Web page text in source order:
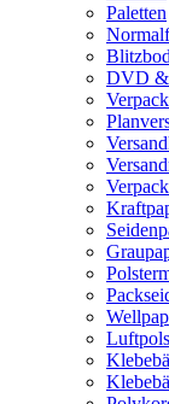
Paletten
DVD &